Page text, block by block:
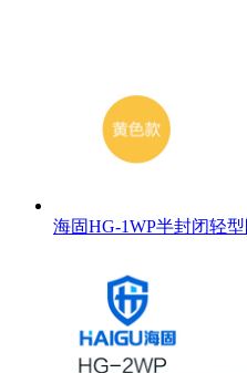
海固HG-1WP半封闭轻